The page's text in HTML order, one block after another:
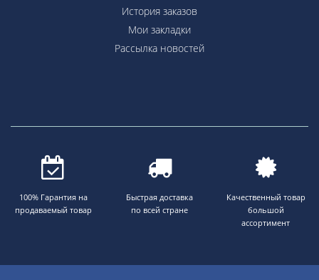
История заказов
Мои закладки
Рассылка новостей
100% Гарантия на
продаваемый товар
Быстрая доставка
по всей стране
Качественный товар
большой
ассортимент